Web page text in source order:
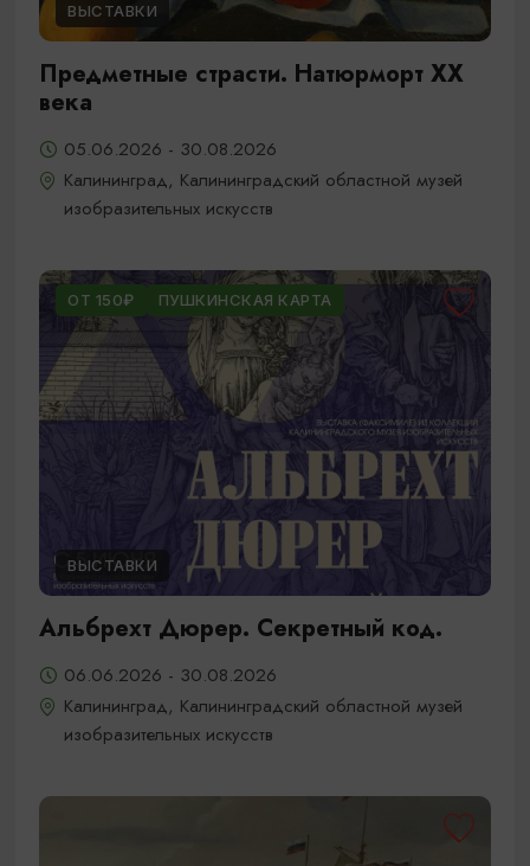
ВЫСТАВКИ
Предметные страсти. Натюрморт XX
века
05.06.2026 - 30.08.2026
Калининград, Калининградский областной музей
изобразительных искусств
ОТ 150₽ ПУШКИНСКАЯ КАРТА
ВЫСТАВКИ
Альбрехт Дюрер. Секретный код.
06.06.2026 - 30.08.2026
Калининград, Калининградский областной музей
изобразительных искусств